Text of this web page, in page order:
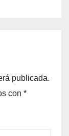
publicada.
con *